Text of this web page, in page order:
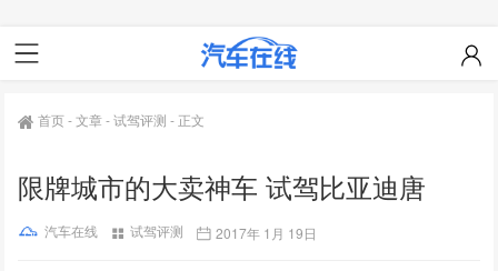
首页-文章-试驾评测 - 正文
限牌城市的大卖神车 试驾比亚迪唐
汽车在线 试驾评测 2017年 1月 19日